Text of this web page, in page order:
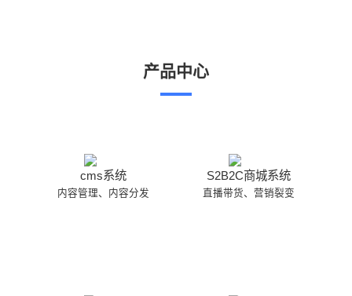
产品中心
cms系统
内容管理、内容分发
S2B2C商城系统
直播带货、营销裂变